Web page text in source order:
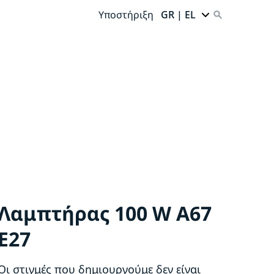
Υποστήριξη GR | EL
100 W A67
στιγμές που δημιουργούμε δεν είναι